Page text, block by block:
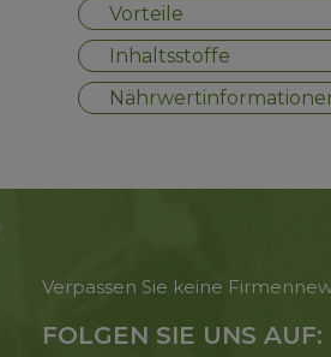
Vorteile
Inhaltsstoffe
Verpassen Sie keine
FOLGEN SIE UNS AUF: